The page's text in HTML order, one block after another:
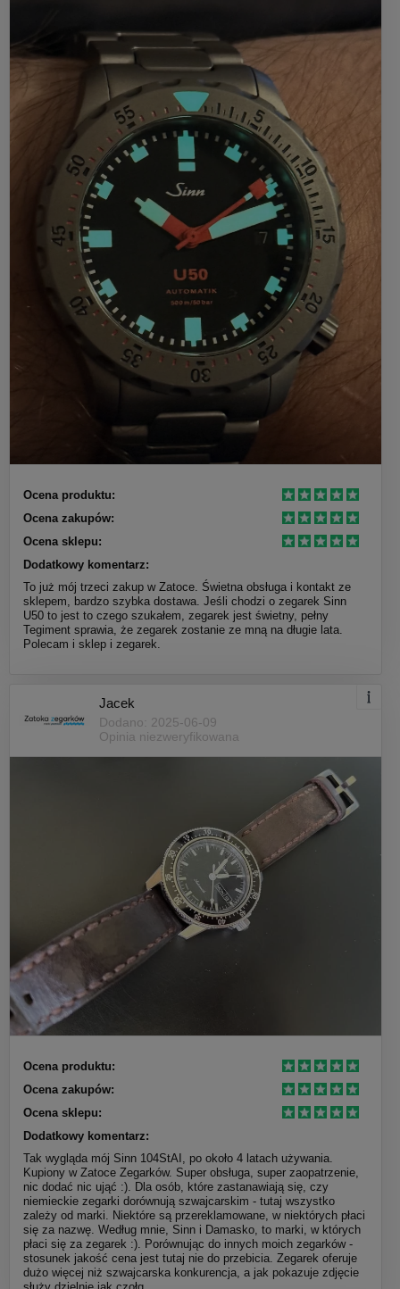
Ocena produktu:
Ocena zakupów:
Ocena sklepu:
Dodatkowy komentarz:
To już mój trzeci zakup w Zatoce. Świetna obsługa i kontakt ze
sklepem, bardzo szybka dostawa. Jeśli chodzi o zegarek Sinn
U50 to jest to czego szukałem, zegarek jest świetny, pełny
Tegiment sprawia, że zegarek zostanie ze mną na długie lata.
Polecam i sklep i zegarek.
Jacek
Dodano: 2025-06-09
Opinia niezweryfikowana
Ocena produktu:
Ocena zakupów:
Ocena sklepu:
Dodatkowy komentarz:
Tak wygląda mój Sinn 104StAI, po około 4 latach używania.
Kupiony w Zatoce Zegarków. Super obsługa, super zaopatrzenie,
nic dodać nic ująć :). Dla osób, które zastanawiają się, czy
niemieckie zegarki dorównują szwajcarskim - tutaj wszystko
zależy od marki. Niektóre są przereklamowane, w niektórych płaci
się za nazwę. Według mnie, Sinn i Damasko, to marki, w których
płaci się za zegarek :). Porównując do innych moich zegarków -
stosunek jakość cena jest tutaj nie do przebicia. Zegarek oferuje
dużo więcej niż szwajcarska konkurencja, a jak pokazuje zdjęcie